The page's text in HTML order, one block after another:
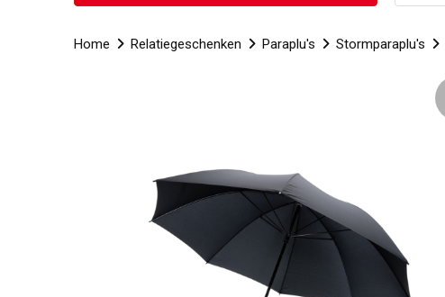
Home Relatiegeschenken Paraplu's Stormparaplu's